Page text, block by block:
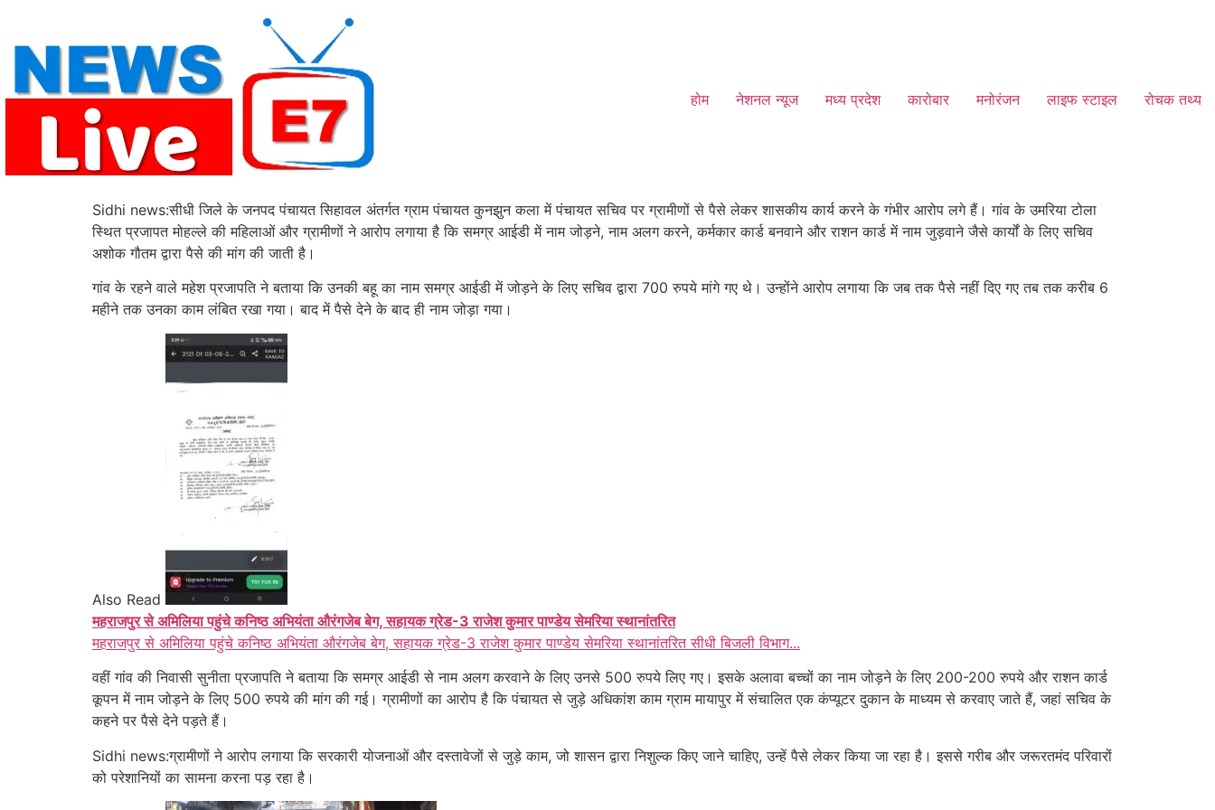
content
होम नेशनल न्यूज मध्य प्रदेश कारोबार मनोरंजन लाइफ स्टाइल रोचक तथ्य
Sidhi news:सीधी जिले के जनपद पंचायत सिहावल अंतर्गत ग्राम पंचायत कुनझुन कला में पंचायत सचिव पर ग्रामीणों से पैसे लेकर शासकीय कार्य करने के गंभीर आरोप लगे हैं। गांव के उमरिया टोला
स्थित प्रजापत मोहल्ले की महिलाओं और ग्रामीणों ने आरोप लगाया है कि समग्र आईडी में नाम जोड़ने, नाम अलग करने, कर्मकार कार्ड बनवाने और राशन कार्ड में नाम जुड़वाने जैसे कार्यों के लिए सचिव
अशोक गौतम द्वारा पैसे की मांग की जाती है।
गांव के रहने वाले महेश प्रजापति ने बताया कि उनकी बहू का नाम समग्र आईडी में जोड़ने के लिए सचिव द्वारा 700 रुपये मांगे गए थे। उन्होंने आरोप लगाया कि जब तक पैसे नहीं दिए गए तब तक करीब 6
महीने तक उनका काम लंबित रखा गया। बाद में पैसे देने के बाद ही नाम जोड़ा गया।
Also Read
महराजपुर से अमिलिया पहुंचे कनिष्ठ अभियंता औरंगजेब बेग, सहायक ग्रेड-3 राजेश कुमार पाण्डेय सेमरिया स्थानांतरित
महराजपुर से अमिलिया पहुंचे कनिष्ठ अभियंता औरंगजेब बेग, सहायक ग्रेड-3 राजेश कुमार पाण्डेय सेमरिया स्थानांतरित सीधी बिजली विभाग...
वहीं गांव की निवासी सुनीता प्रजापति ने बताया कि समग्र आईडी से नाम अलग करवाने के लिए उनसे 500 रुपये लिए गए। इसके अलावा बच्चों का नाम जोड़ने के लिए 200-200 रुपये और राशन कार्ड
कूपन में नाम जोड़ने के लिए 500 रुपये की मांग की गई। ग्रामीणों का आरोप है कि पंचायत से जुड़े अधिकांश काम ग्राम मायापुर में संचालित एक कंप्यूटर दुकान के माध्यम से करवाए जाते हैं, जहां सचिव के
कहने पर पैसे देने पड़ते हैं।
Sidhi news:ग्रामीणों ने आरोप लगाया कि सरकारी योजनाओं और दस्तावेजों से जुड़े काम, जो शासन द्वारा निशुल्क किए जाने चाहिए, उन्हें पैसे लेकर किया जा रहा है। इससे गरीब और जरूरतमंद परिवारों
को परेशानियों का सामना करना पड़ रहा है।